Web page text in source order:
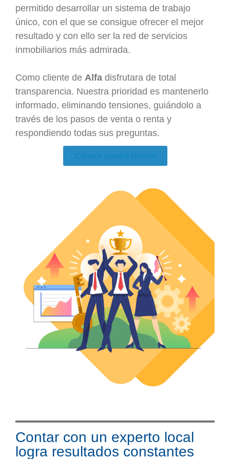
permitido desarrollar un sistema de trabajo
único, con el que se consigue ofrecer el mejor
resultado y con ello ser la red de servicios
inmobiliarios más admirada.
Como cliente de Alfa disfrutara de total
transparencia. Nuestra prioridad es mantenerlo
informado, eliminando tensiones, guiándolo a
través de los pasos de venta o renta y
respondiendo todas sus preguntas.
Conoce nuestra historia
Contar con un experto local
logra resultados constantes